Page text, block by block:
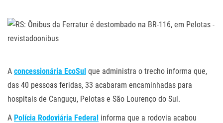
A concessionária EcoSul que administra o trecho informa que,
das 40 pessoas feridas, 33 acabaram encaminhadas para
hospitais de Canguçu, Pelotas e São Lourenço do Sul.
A Polícia Rodoviária Federal informa que a rodovia acabou